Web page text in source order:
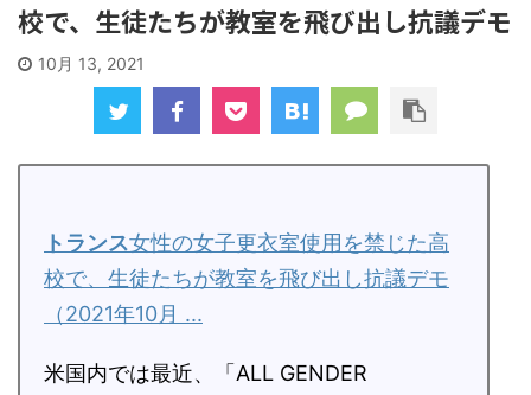
校で、生徒たちが教室を飛び出し抗議デモ
10月 13, 2021
トランス女性の女子更衣室使用を禁じた高
校で、生徒たちが教室を飛び出し抗議デモ
（2021年10月 ...
米国内では最近、「ALL GENDER